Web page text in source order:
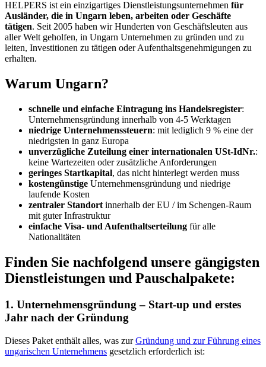
HELPERS ist ein einzigartiges Dienstleistungsunternehmen für
Ausländer, die in Ungarn leben, arbeiten oder Geschäfte
tätigen. Seit 2005 haben wir Hunderten von Geschäftsleuten aus
aller Welt geholfen, in Ungarn Unternehmen zu gründen und zu
leiten, Investitionen zu tätigen oder Aufenthaltsgenehmigungen zu
erhalten.
Warum Ungarn?
schnelle und einfache Eintragung ins Handelsregister:
Unternehmensgründung innerhalb von 4-5 Werktagen
niedrige Unternehmenssteuern: mit lediglich 9 % eine der
niedrigsten in ganz Europa
unverzügliche Zuteilung einer internationalen USt-IdNr.:
keine Wartezeiten oder zusätzliche Anforderungen
geringes Startkapital, das nicht hinterlegt werden muss
kostengünstige Unternehmensgründung und niedrige
laufende Kosten
zentraler Standort innerhalb der EU / im Schengen-Raum
mit guter Infrastruktur
einfache Visa- und Aufenthaltserteilung für alle
Nationalitäten
Finden Sie nachfolgend unsere gängigsten
Dienstleistungen und Pauschalpakete:
1. Unternehmensgründung – Start-up und erstes
Jahr nach der Gründung
Dieses Paket enthält alles, was zurGründung und zur Führung eines
ungarischen Unternehmens gesetzlich erforderlich ist: